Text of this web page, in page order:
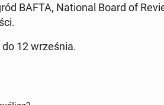
BAFTA, Na­tio­nal Board of
12 wrze­śnia.